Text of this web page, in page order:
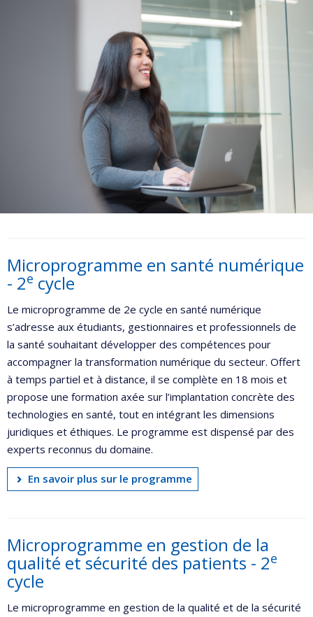
Microprogramme en santé numérique
- 2e cycle
Le microprogramme de 2e cycle en santé numérique
s’adresse aux étudiants, gestionnaires et professionnels de
la santé souhaitant développer des compétences pour
accompagner la transformation numérique du secteur. Offert
à temps partiel et à distance, il se complète en 18 mois et
propose une formation axée sur l’implantation concrète des
technologies en santé, tout en intégrant les dimensions
juridiques et éthiques. Le programme est dispensé par des
experts reconnus du domaine.
En savoir plus sur le programme
Microprogramme en gestion de la
qualité et sécurité des patients - 2e
cycle
Le microprogramme en gestion de la qualité et de la sécurité